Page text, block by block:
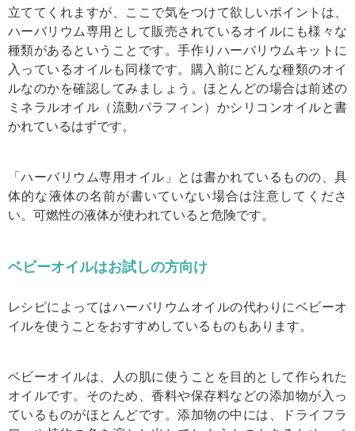
立ててくれますが、ここで気をつけて欲しいポイントは、
ハーバリウム専用として販売されているオイルにも様々な
種類があるということです。手作りハーバリウムキットに
入っているオイルも同様です。購入前にどんな種類のオイ
ルなのかを確認してみましょう。ほとんどの場合は前述の
ミネラルオイル（流動パラフィン）かシリコンオイルと書
かれているはずです。
「ハーバリウム専用オイル」とは書かれているものの、具
体的な液体の名前が書いていない場合は注意してくださ
い。可燃性の液体が使われていると危険です。
ベビーオイルはお試しの方向け
レシピによってはハーバリウムオイルの代わりにベビーオ
イルを使うことをおすすめしているものもあります。
ベビーオイルは、人の肌に使うことを目的として作られた
オイルです。そのため、香料や保存料などの添加物が入っ
ているものがほとんどです。添加物の中には、ドライフラ